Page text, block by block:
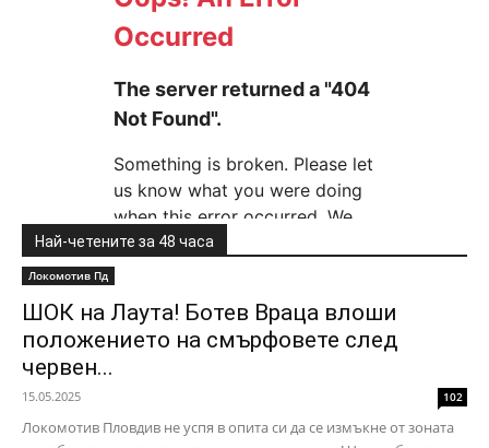
Най-четените за 48 часа
Локомотив Пд
ШОК на Лаута! Ботев Враца влоши
положението на смърфовете след
червен...
15.05.2025 102
Локомотив Пловдив не успя в опита си да се измъкне от зоната